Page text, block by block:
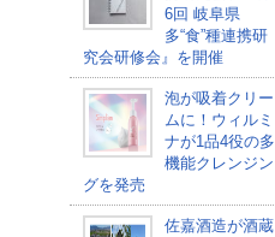
6回 岐阜県
多“食”種連携研
究会研修会』を開催
泡が吸着クリー
ムに！ウィルミ
ナが1品4役の多
機能クレンジン
グを発売
佐嘉酒造が酒蔵